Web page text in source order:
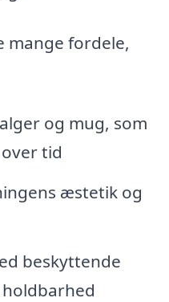
mange fordele,
og mug, som
tid
æstetik og
beskyttende